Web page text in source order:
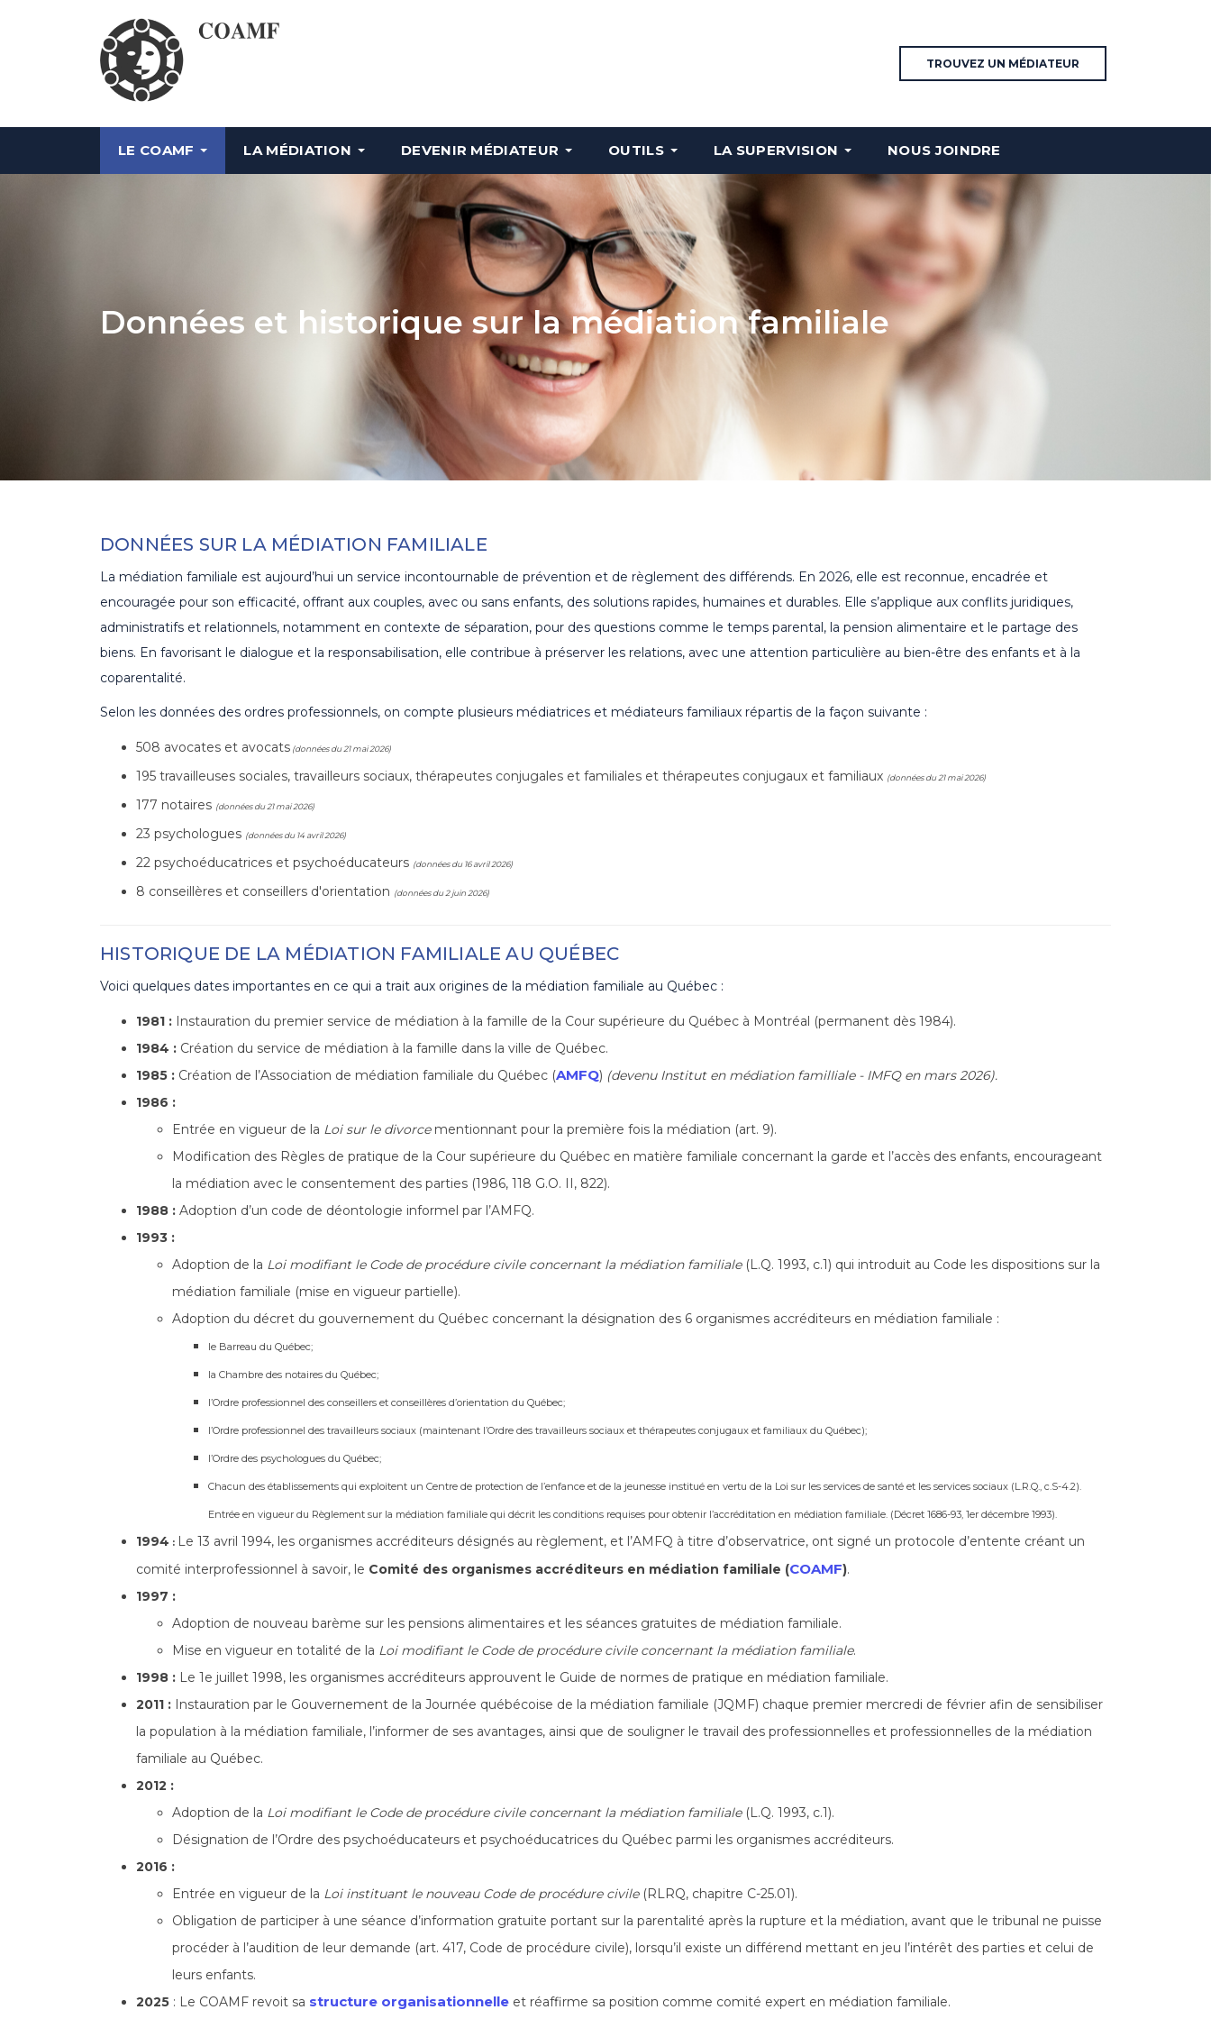
TROUVEZ UN MÉDIATEUR
LE COAMF LA MÉDIATION DEVENIR MÉDIATEUR OUTILS LA SUPERVISION NOUS JOINDRE
Données et historique sur la médiation familiale
DONNÉES SUR LA MÉDIATION FAMILIALE
La médiation familiale est aujourd’hui un service incontournable de prévention et de règlement des différends. En 2026, elle est reconnue, encadrée et
encouragée pour son efficacité, offrant aux couples, avec ou sans enfants, des solutions rapides, humaines et durables. Elle s’applique aux conflits juridiques,
administratifs et relationnels, notamment en contexte de séparation, pour des questions comme le temps parental, la pension alimentaire et le partage des
biens. En favorisant le dialogue et la responsabilisation, elle contribue à préserver les relations, avec une attention particulière au bien-être des enfants et à la
coparentalité.
Selon les données des ordres professionnels, on compte plusieurs médiatrices et médiateurs familiaux répartis de la façon suivante :
508 avocates et avocats (données du 21 mai 2026)
195 travailleuses sociales, travailleurs sociaux, thérapeutes conjugales et familiales et thérapeutes conjugaux et familiaux (données du 21 mai 2026)
177 notaires (données du 21 mai 2026)
23 psychologues (données du 14 avril 2026)
22 psychoéducatrices et psychoéducateurs (données du 16 avril 2026)
8 conseillères et conseillers d'orientation (données du 2 juin 2026)
HISTORIQUE DE LA MÉDIATION FAMILIALE AU QUÉBEC
Voici quelques dates importantes en ce qui a trait aux origines de la médiation familiale au Québec :
1981 : Instauration du premier service de médiation à la famille de la Cour supérieure du Québec à Montréal (permanent dès 1984).
1984 : Création du service de médiation à la famille dans la ville de Québec.
1985 : Création de l’Association de médiation familiale du Québec (AMFQ) (devenu Institut en médiation familIiale - IMFQ en mars 2026).
1986 :
Entrée en vigueur de la Loi sur le divorcementionnant pour la première fois la médiation (art. 9).
Modification des Règles de pratique de la Cour supérieure du Québec en matière familiale concernant la garde et l’accès des enfants, encourageant
la médiation avec le consentement des parties (1986, 118 G.O. II, 822).
1988 : Adoption d’un code de déontologie informel par l’AMFQ.
1993 :
Adoption de la Loi modifiant le Code de procédure civile concernant la médiation familiale(L.Q. 1993, c.1) qui introduit au Code les dispositions sur la
médiation familiale (mise en vigueur partielle).
Adoption du décret du gouvernement du Québec concernant la désignation des 6 organismes accréditeurs en médiation familiale :
le Barreau du Québec;
la Chambre des notaires du Québec;
l’Ordre professionnel des conseillers et conseillères d’orientation du Québec;
l’Ordre professionnel des travailleurs sociaux (maintenant l’Ordre des travailleurs sociaux et thérapeutes conjugaux et familiaux du Québec);
l’Ordre des psychologues du Québec;
Chacun des établissements qui exploitent un Centre de protection de l’enfance et de la jeunesse institué en vertu de la Loi sur les services de santé et les services sociaux (L.R.Q., c.S-4.2).
Entrée en vigueur du Règlement sur la médiation familiale qui décrit les conditions requises pour obtenir l’accréditation en médiation familiale. (Décret 1686-93, 1er décembre 1993).
1994 : Le 13 avril 1994, les organismes accréditeurs désignés au règlement, et l’AMFQ à titre d’observatrice, ont signé un protocole d’entente créant un
comité interprofessionnel à savoir, le Comité des organismes accréditeurs en médiation familiale (COAMF).
1997 :
Adoption de nouveau barème sur les pensions alimentaires et les séances gratuites de médiation familiale.
Mise en vigueur en totalité de la Loi modifiant le Code de procédure civile concernant la médiation familiale.
1998 : Le 1e juillet 1998, les organismes accréditeurs approuvent le Guide de normes de pratique en médiation familiale.
2011 : Instauration par le Gouvernement de la Journée québécoise de la médiation familiale (JQMF) chaque premier mercredi de février afin de sensibiliser
la population à la médiation familiale, l’informer de ses avantages, ainsi que de souligner le travail des professionnelles et professionnelles de la médiation
familiale au Québec.
2012 :
Adoption de la Loi modifiant le Code de procédure civile concernant la médiation familiale(L.Q. 1993, c.1).
Désignation de l’Ordre des psychoéducateurs et psychoéducatrices du Québec parmi les organismes accréditeurs.
2016 :
Entrée en vigueur de la Loi instituant le nouveau Code de procédure civile(RLRQ, chapitre C-25.01).
Obligation de participer à une séance d’information gratuite portant sur la parentalité après la rupture et la médiation, avant que le tribunal ne puisse
procéder à l’audition de leur demande (art. 417, Code de procédure civile), lorsqu’il existe un différend mettant en jeu l’intérêt des parties et celui de
leurs enfants.
2025 : Le COAMF revoit sa structure organisationnelle et réaffirme sa position comme comité expert en médiation familiale.